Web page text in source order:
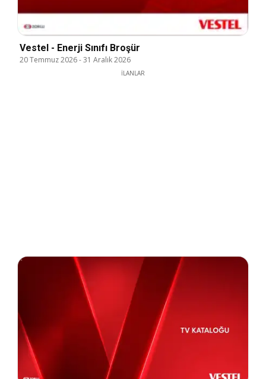
Vestel - Enerji Sınıfı Broşür
20 Temmuz 2026-31 Aralık 2026
İLANLAR